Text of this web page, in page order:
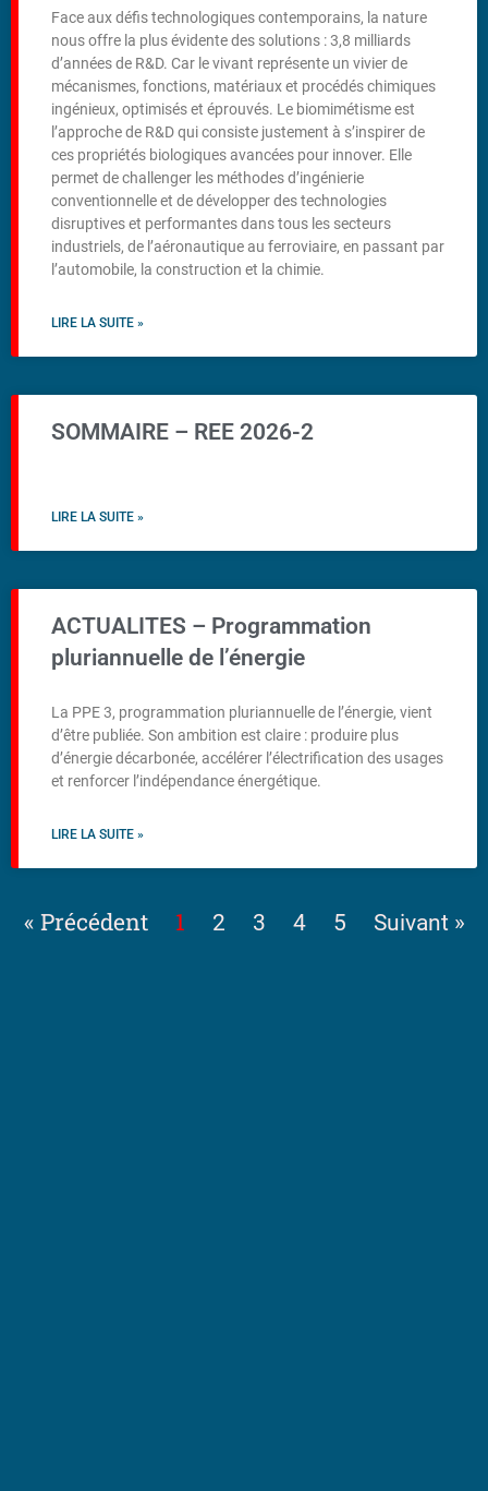
Face aux défis technologiques contemporains, la nature
nous offre la plus évidente des solutions : 3,8 milliards
d’années de R&D. Car le vivant représente un vivier de
mécanismes, fonctions, matériaux et procédés chimiques
ingénieux, optimisés et éprouvés. Le biomimétisme est
l’approche de R&D qui consiste justement à s’inspirer de
ces propriétés biologiques avancées pour innover. Elle
permet de challenger les méthodes d’ingénierie
conventionnelle et de développer des technologies
disruptives et performantes dans tous les secteurs
industriels, de l’aéronautique au ferroviaire, en passant par
l’automobile, la construction et la chimie.
LIRE LA SUITE »
SOMMAIRE – REE 2026-2
LIRE LA SUITE »
ACTUALITES – Programmation
pluriannuelle de l’énergie
La PPE 3, programmation pluriannuelle de l’énergie, vient
d’être publiée. Son ambition est claire : produire plus
d’énergie décarbonée, accélérer l’électrification des usages
et renforcer l’indépendance énergétique.
LIRE LA SUITE »
« Précédent 1 2 3 4 5 Suivant »